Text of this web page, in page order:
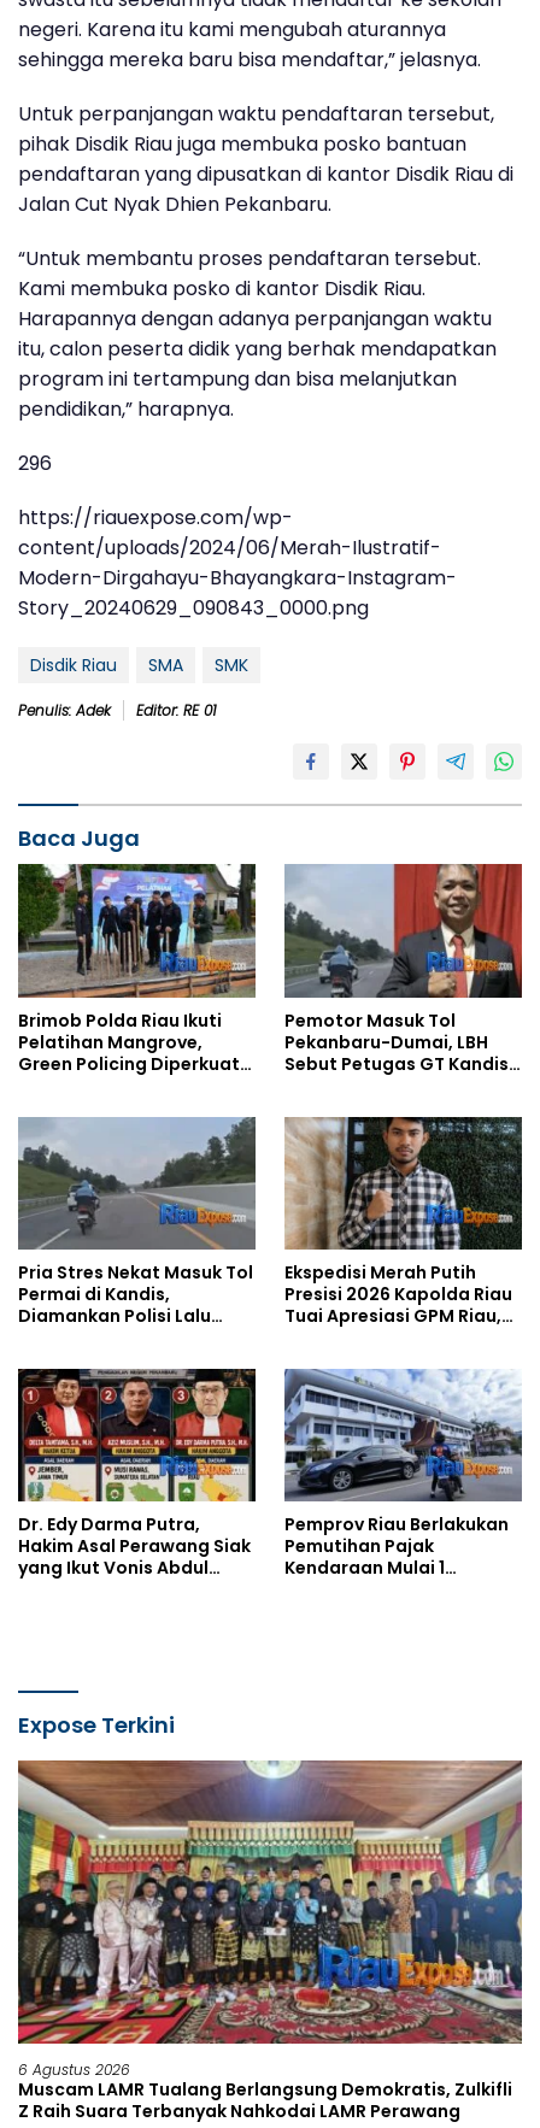
negeri. Karena itu kami mengubah aturannya
sehingga mereka baru bisa mendaftar,” jelasnya.
Untuk perpanjangan waktu pendaftaran tersebut,
pihak Disdik Riau juga membuka posko bantuan
pendaftaran yang dipusatkan di kantor Disdik Riau di
Jalan Cut Nyak Dhien Pekanbaru.
“Untuk membantu proses pendaftaran tersebut.
Kami membuka posko di kantor Disdik Riau.
Harapannya dengan adanya perpanjangan waktu
itu, calon peserta didik yang berhak mendapatkan
program ini tertampung dan bisa melanjutkan
pendidikan,” harapnya.
296
https://riauexpose.com/wp-
content/uploads/2024/06/Merah-Ilustratif-
Modern-Dirgahayu-Bhayangkara-Instagram-
Story_20240629_090843_0000.png
Disdik Riau SMA SMK
Penulis: Adek Editor: RE 01
Baca Juga
Brimob Polda Riau Ikuti
Pelatihan Mangrove,
Green Policing Diperkuat
Pemotor Masuk Tol
Pekanbaru-Dumai, LBH
Sebut Petugas GT Kandis
Pria Stres Nekat Masuk Tol
Permai di Kandis,
Diamankan Polisi Lalu
Ekspedisi Merah Putih
Presisi 2026 Kapolda Riau
Tuai Apresiasi GPM Riau,
Dr. Edy Darma Putra,
Hakim Asal Perawang Siak
yang Ikut Vonis Abdul
Pemprov Riau Berlakukan
Pemutihan Pajak
Kendaraan Mulai 1
Expose Terkini
6 Agustus 2026
Muscam LAMR Tualang Berlangsung Demokratis, Zulkifli
Z Raih Suara Terbanyak Nahkodai LAMR Perawang